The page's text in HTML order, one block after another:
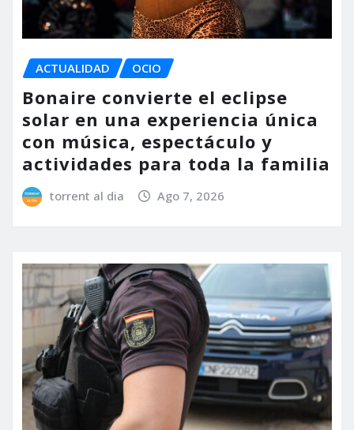
ACTUALIDAD OCIO
Bonaire convierte el eclipse
solar en una experiencia única
con música, espectáculo y
actividades para toda la familia
torrent al dia Ago 7, 2026